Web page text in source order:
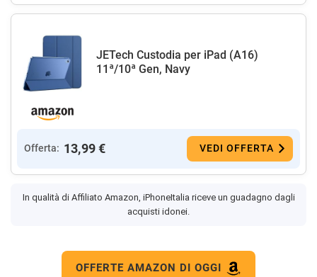
JETech Custodia per iPad (A16)
11ª/10ª Gen, Navy
Offerta: 13,99 € VEDI OFFERTA
In qualità di Affiliato Amazon, iPhoneItalia riceve un guadagno dagli
acquisti idonei.
OFFERTE AMAZON DI OGGI